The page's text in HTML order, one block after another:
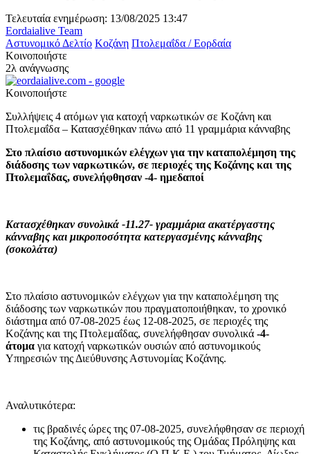
Τελευταία ενημέρωση: 13/08/2025 13:47
Eordaialive Team
Αστυνομικό Δελτίο Κοζάνη Πτολεμαΐδα / Εορδαία
Κοινοποιήστε
2λ ανάγνωσης
Κοινοποιήστε
Συλλήψεις 4 ατόμων για κατοχή ναρκωτικών σε Κοζάνη και
Πτολεμαΐδα – Κατασχέθηκαν πάνω από 11 γραμμάρια κάνναβης
Στο πλαίσιο αστυνομικών ελέγχων για την καταπολέμηση της
διάδοσης των ναρκωτικών, σε περιοχές της Κοζάνης και της
Πτολεμαΐδας, συνελήφθησαν -4- ημεδαποί
Κατασχέθηκαν συνολικά -11.27- γραμμάρια ακατέργαστης
κάνναβης και μικροποσότητα κατεργασμένης κάνναβης
(σοκολάτα)
Στο πλαίσιο αστυνομικών ελέγχων για την καταπολέμηση της
διάδοσης των ναρκωτικών που πραγματοποιήθηκαν, το χρονικό
διάστημα από 07-08-2025 έως 12-08-2025, σε περιοχές της
Κοζάνης και της Πτολεμαΐδας, συνελήφθησαν συνολικά -4-
άτομα για κατοχή ναρκωτικών ουσιών από αστυνομικούς
Υπηρεσιών της Διεύθυνσης Αστυνομίας Κοζάνης.
Αναλυτικότερα:
τις βραδινές ώρες της 07-08-2025, συνελήφθησαν σε περιοχή
της Κοζάνης, από αστυνομικούς της Ομάδας Πρόληψης και